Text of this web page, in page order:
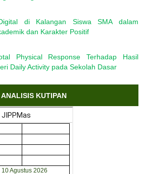
di Kalangan Siswa SMA dalam
dan Karakter Positif
Physical Response Terhadap Hasil
Daily Activity pada Sekolah Dasar
ANALISIS KUTIPAN